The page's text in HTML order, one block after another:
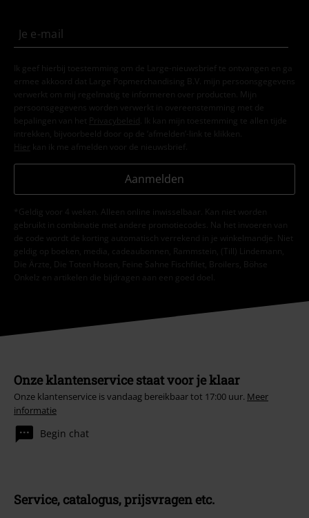
Ik geef hierbij toestemming om de Large-nieuwsbrief te ontvangen en ga
ermee akkoord dat Large Popmerchandising B.V. mijn persoonsgegevens
verwerkt om mij regelmatig te informeren over producten. Mijn
persoonsgegevens worden verwerkt in overeenstemming met de
bepalingen van het
Privacybeleid . Ik kan mijn toestemming te allen tijde
intrekken, bijvoorbeeld door op de ‘afmelden’-link te klikken.
Hier kan ik me afmelden voor de nieuwsbrief.
Aanmelden
*Geldig voor 4 weken. Alleen online inwisselbaar. Kan niet worden
gebruikt in combinatie met andere promotiecodes. Na het invoeren van
de code wordt de korting automatisch verrekend in je winkelmandje. Niet
geldig op boeken, media, cadeaubonnen, Rammstein, (Till) Lindemann,
Die Ärzte, Die Toten Hosen, Feine Sahne Fischfilet, Broilers, Böhse
Onkelz en artikelen die bijdragen aan een goed doel.
Onze klantenservice staat voor je klaar
Onze klantenservice is vandaag bereikbaar tot 17:00 uur. Meer
informatie
Begin chat
Service, catalogus, prijsvragen etc.